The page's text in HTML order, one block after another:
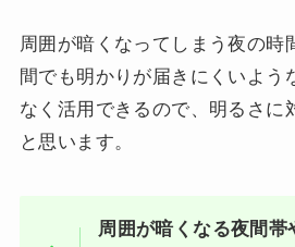
周囲が暗くなってしまう夜の時
間でも明かりが届きにくいよう
なく活用できるので、明るさに
と思います。
周囲が暗くなる夜間帯